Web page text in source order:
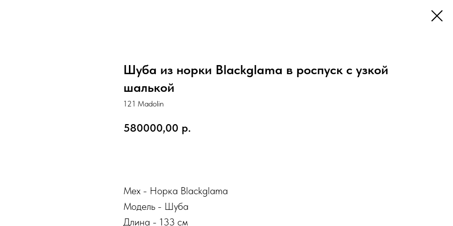
Шуба из норки Blackglama в роспуск с узкой
шалькой
121 Madolin
580000,00 р.
Мех - Норка Blackglama
Модель - Шуба
Длина - 133 см